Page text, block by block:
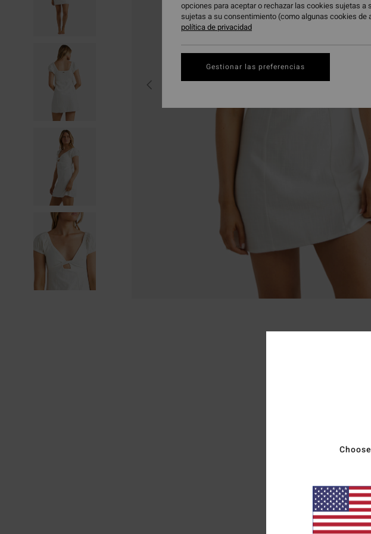
opciones para aceptar o rechazar las cookies sujetas
sujetas a su consentimiento (como algunas cookies
política de privacidad
Gestionar las preferencias